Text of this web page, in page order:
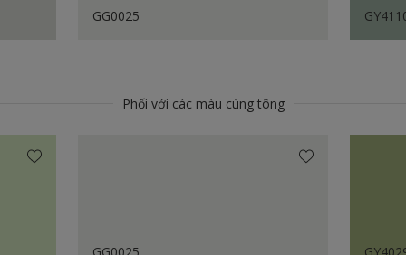
GG0025
Phối với các màu cùng tông